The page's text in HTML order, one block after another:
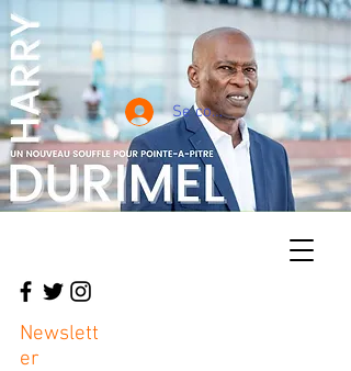
Se connecter
Newslett
er